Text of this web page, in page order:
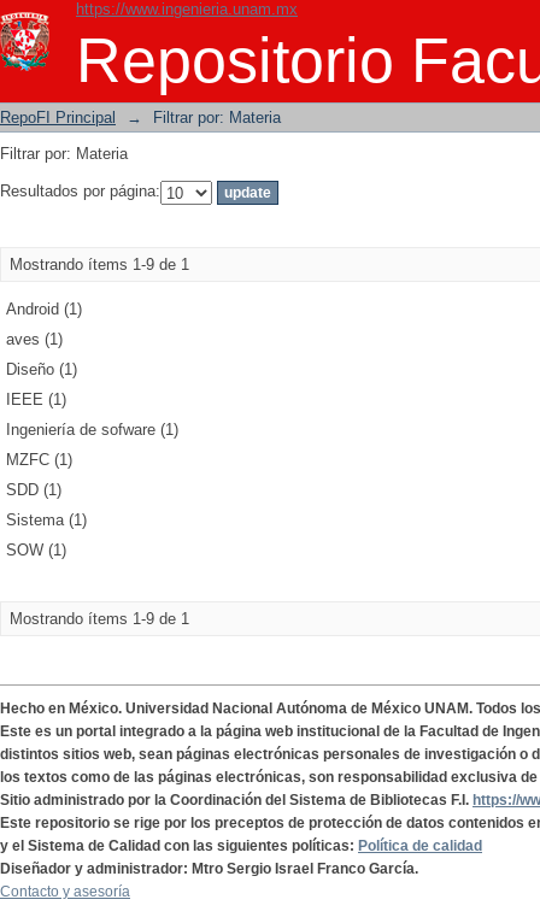
https://www.ingenieria.unam.mx
Repositorio
Filtrar por: Materia
RepoFI Principal →
Filtrar por: Materia
Filtrar por: Materia
Resultados por página:
Mostrando ítems 1-9 de 1
Android (1)
aves (1)
Diseño (1)
IEEE (1)
Ingeniería de sofware (1)
MZFC (1)
SDD (1)
Sistema (1)
SOW (1)
Mostrando ítems 1-9 de 1
Hecho en México. Universidad Nacional Autónoma de México UNAM. Todos
Este es un portal integrado a la página web institucional de la Facultad de
distintos sitios web, sean páginas electrónicas personales de investigación o
los textos como de las páginas electrónicas, son responsabilidad exclusiva
Sitio administrado por la Coordinación del Sistema de Bibliotecas F.I. https://
Este repositorio se rige por los preceptos de protección de datos contenidos
y el Sistema de Calidad con las siguientes políticas: Política de calidad
Diseñador y administrador: Mtro Sergio Israel Franco García.
Contacto y asesoría